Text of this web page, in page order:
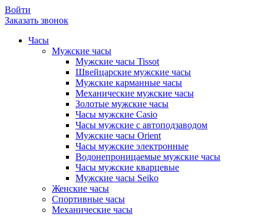
Войти
Заказать звонок
Часы
Мужские часы
Мужские часы Tissot
Швейцарские мужские часы
Мужские карманные часы
Механические мужские часы
Золотые мужские часы
Часы мужские Casio
Часы мужские с автоподзаводом
Мужские часы Orient
Часы мужские электронные
Водонепроницаемые мужские часы
Часы мужские кварцевые
Мужские часы Seiko
Женские часы
Спортивные часы
Механические часы